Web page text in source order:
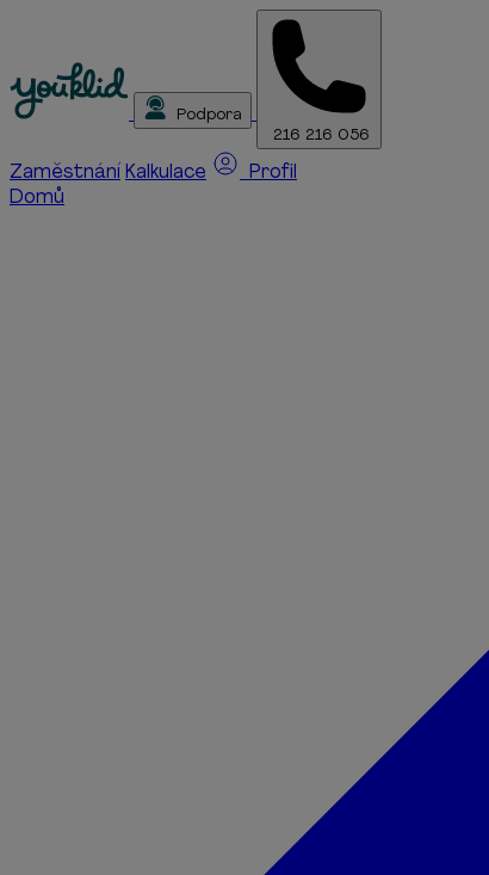
Podpora
216 216 056
Zaměstnání Kalkulace
Profil
Domů